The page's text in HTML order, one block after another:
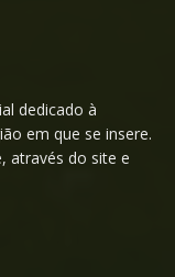
dedicado à
em que se insere.
através do site e